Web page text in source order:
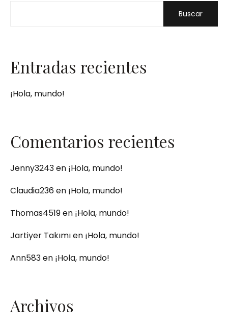
Buscar
Entradas recientes
¡Hola, mundo!
Comentarios recientes
Jenny3243en ¡Hola, mundo!
Claudia236en ¡Hola, mundo!
Thomas4519en ¡Hola, mundo!
Jartiyer Takımıen ¡Hola, mundo!
Ann583en ¡Hola, mundo!
Archivos